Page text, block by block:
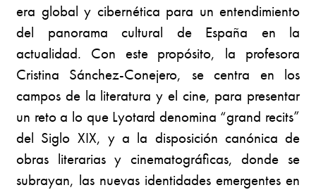
era global y cibernética para un entendimiento
del panorama cultural de España en la
actualidad. Con este propósito, la profesora
Cristina Sánchez-Conejero, se centra en los
campos de la literatura y el cine, para presentar
un reto a lo que Lyotard denomina “grand recits”
del Siglo XIX, y a la disposición canónica de
obras literarias y cinematográficas, donde se
subrayan, las nuevas identidades emergentes en